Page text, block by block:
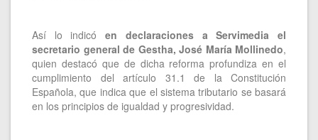
Así lo indicóen declaraciones a Servimedia el
secretario general de Gestha, José María Mollinedo,
quien destacó que de dicha reforma profundiza en el
cumplimiento del artículo 31.1 de la Constitución
Española, que indica que el sistema tributario se basará
en los principios de igualdad y progresividad.